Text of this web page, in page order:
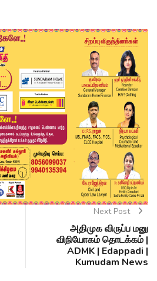
Next Post
அதிமுக விருப்ப மனு
விநியோகம் தொடக்கம் |
ADMK | Edappadi |
Kumudam News